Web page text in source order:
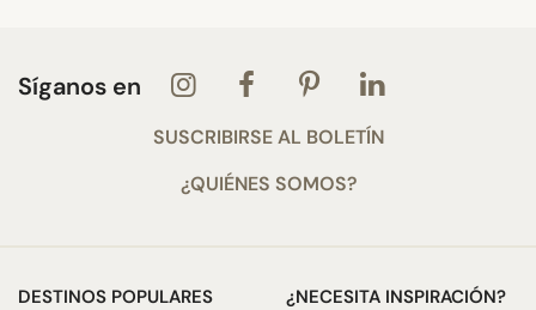
Síganos en
SUSCRIBIRSE AL BOLETÍN
¿QUIÉNES SOMOS?
DESTINOS POPULARES
¿NECESITA INSPIRACIÓN?